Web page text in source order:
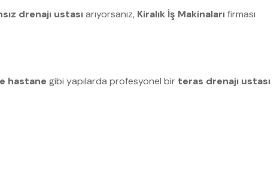
drenajı ustasıarıyorsanız, Kiralık İş Makinalarıfirması
hastane gibi yapılarda profesyonel bir teras drenajı ustası